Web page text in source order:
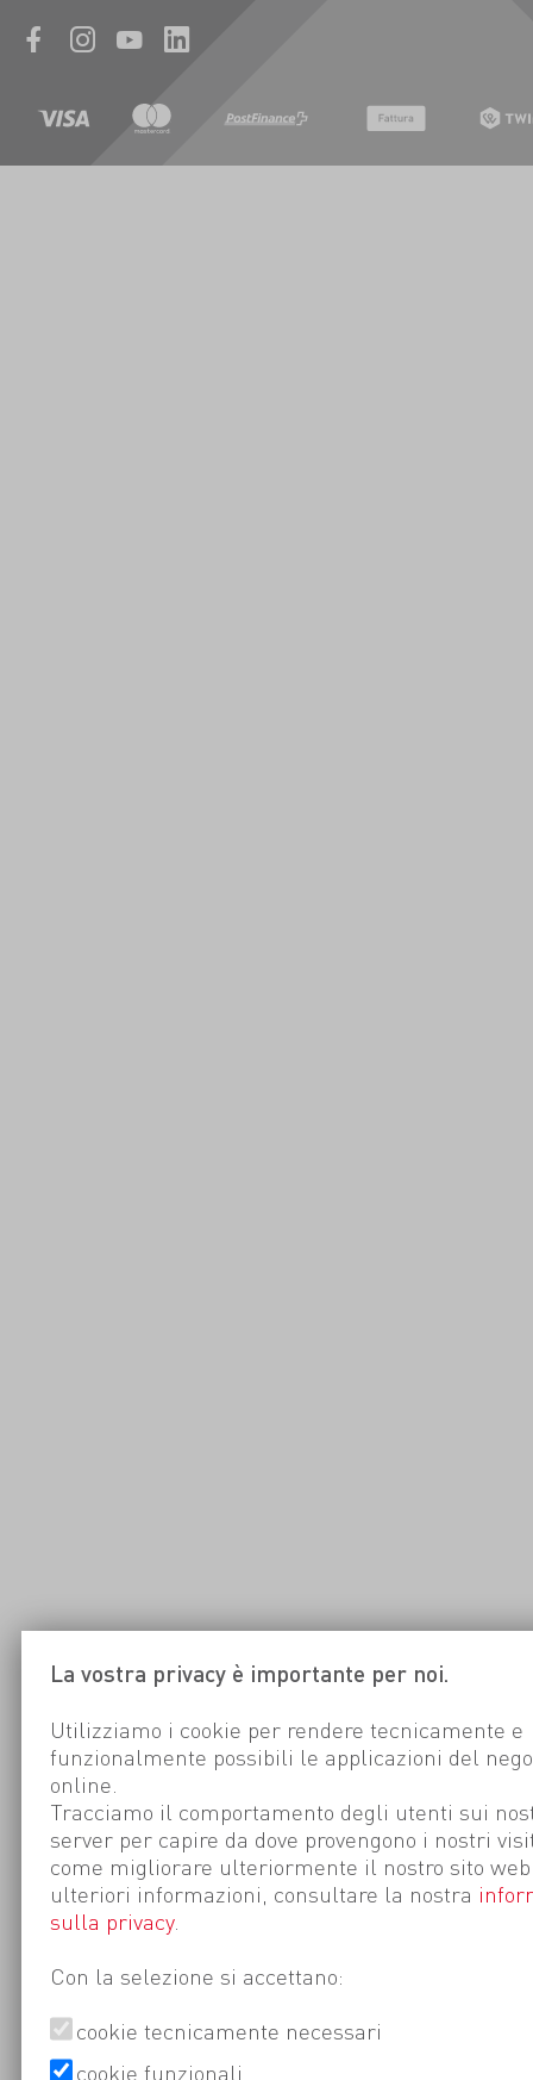
La vostra privacy è importante per noi.
Utilizziamo i cookie per rendere tecnicamente e
funzionalmente possibili le applicazioni del
online.
Tracciamo il comportamento degli utenti sui
server per capire da dove provengono i nostri
come migliorare ulteriormente il nostro sito
ulteriori informazioni, consultare la nostra
sulla privacy.
Con la selezione si accettano:
cookie tecnicamente necessari
cookie funzionali